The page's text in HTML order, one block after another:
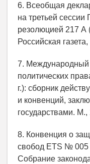
6. Всеобщая
на третьей
резолюцией 217 А
Российская
7. Международный
политических
г.): сборник
и конвенций,
государствами.
8. Конвенция о
свобод ETS № 005
Собрание